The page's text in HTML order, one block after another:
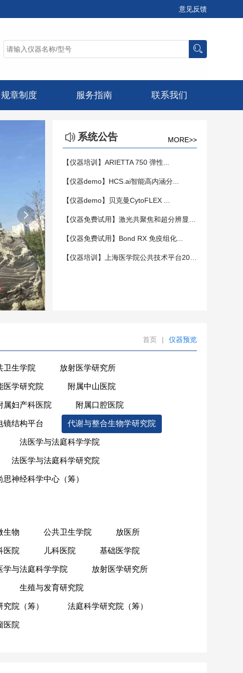
意见反馈
规章制度 服务指南 联系我们

系统公告 MORE>>
【仪器培训】ARIETTA 750 弹性...
【仪器demo】HCS.ai智能高内涵分...
【仪器demo】贝克曼CytoFLEX ...
【仪器免费试用】Bond RX 免疫组化...
首页 | 仪器预览
卫生学院 放射医学研究所
医学研究院 附属中山医院
属妇产科医院 附属口腔医院
镜结构平台 代谢与整合生物学研究院
法医学与法庭科学学院
法医学与法庭科学研究院
思神经科学中心（筹）
生物 公共卫生学院 放医所
医院 儿科医院 基础医学院
学与法庭科学学院 放射医学研究所
生殖与发育研究院
院（筹） 法庭科学研究院（筹）
医院